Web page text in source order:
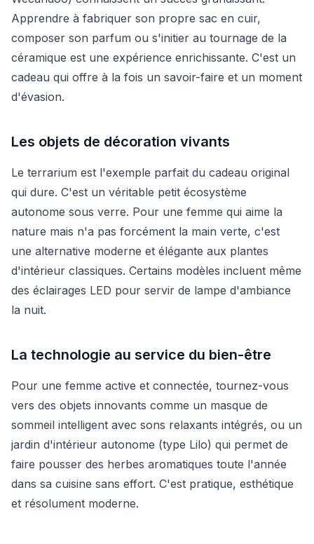
Apprendre à fabriquer son propre sac en cuir,
composer son parfum ou s'initier au tournage de la
céramique est une expérience enrichissante. C'est un
cadeau qui offre à la fois un savoir-faire et un moment
d'évasion.
Les objets de décoration vivants
Le terrarium est l'exemple parfait du cadeau original
qui dure. C'est un véritable petit écosystème
autonome sous verre. Pour une femme qui aime la
nature mais n'a pas forcément la main verte, c'est
une alternative moderne et élégante aux plantes
d'intérieur classiques. Certains modèles incluent même
des éclairages LED pour servir de lampe d'ambiance
la nuit.
La technologie au service du bien-être
Pour une femme active et connectée, tournez-vous
vers des objets innovants comme un masque de
sommeil intelligent avec sons relaxants intégrés, ou un
jardin d'intérieur autonome (type Lilo) qui permet de
faire pousser des herbes aromatiques toute l'année
dans sa cuisine sans effort. C'est pratique, esthétique
et résolument moderne.